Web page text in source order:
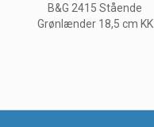
B&G 2415 Stående
Grønlænder 18,5 cm KK